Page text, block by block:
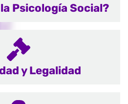
Psicología Social?
y Legalidad